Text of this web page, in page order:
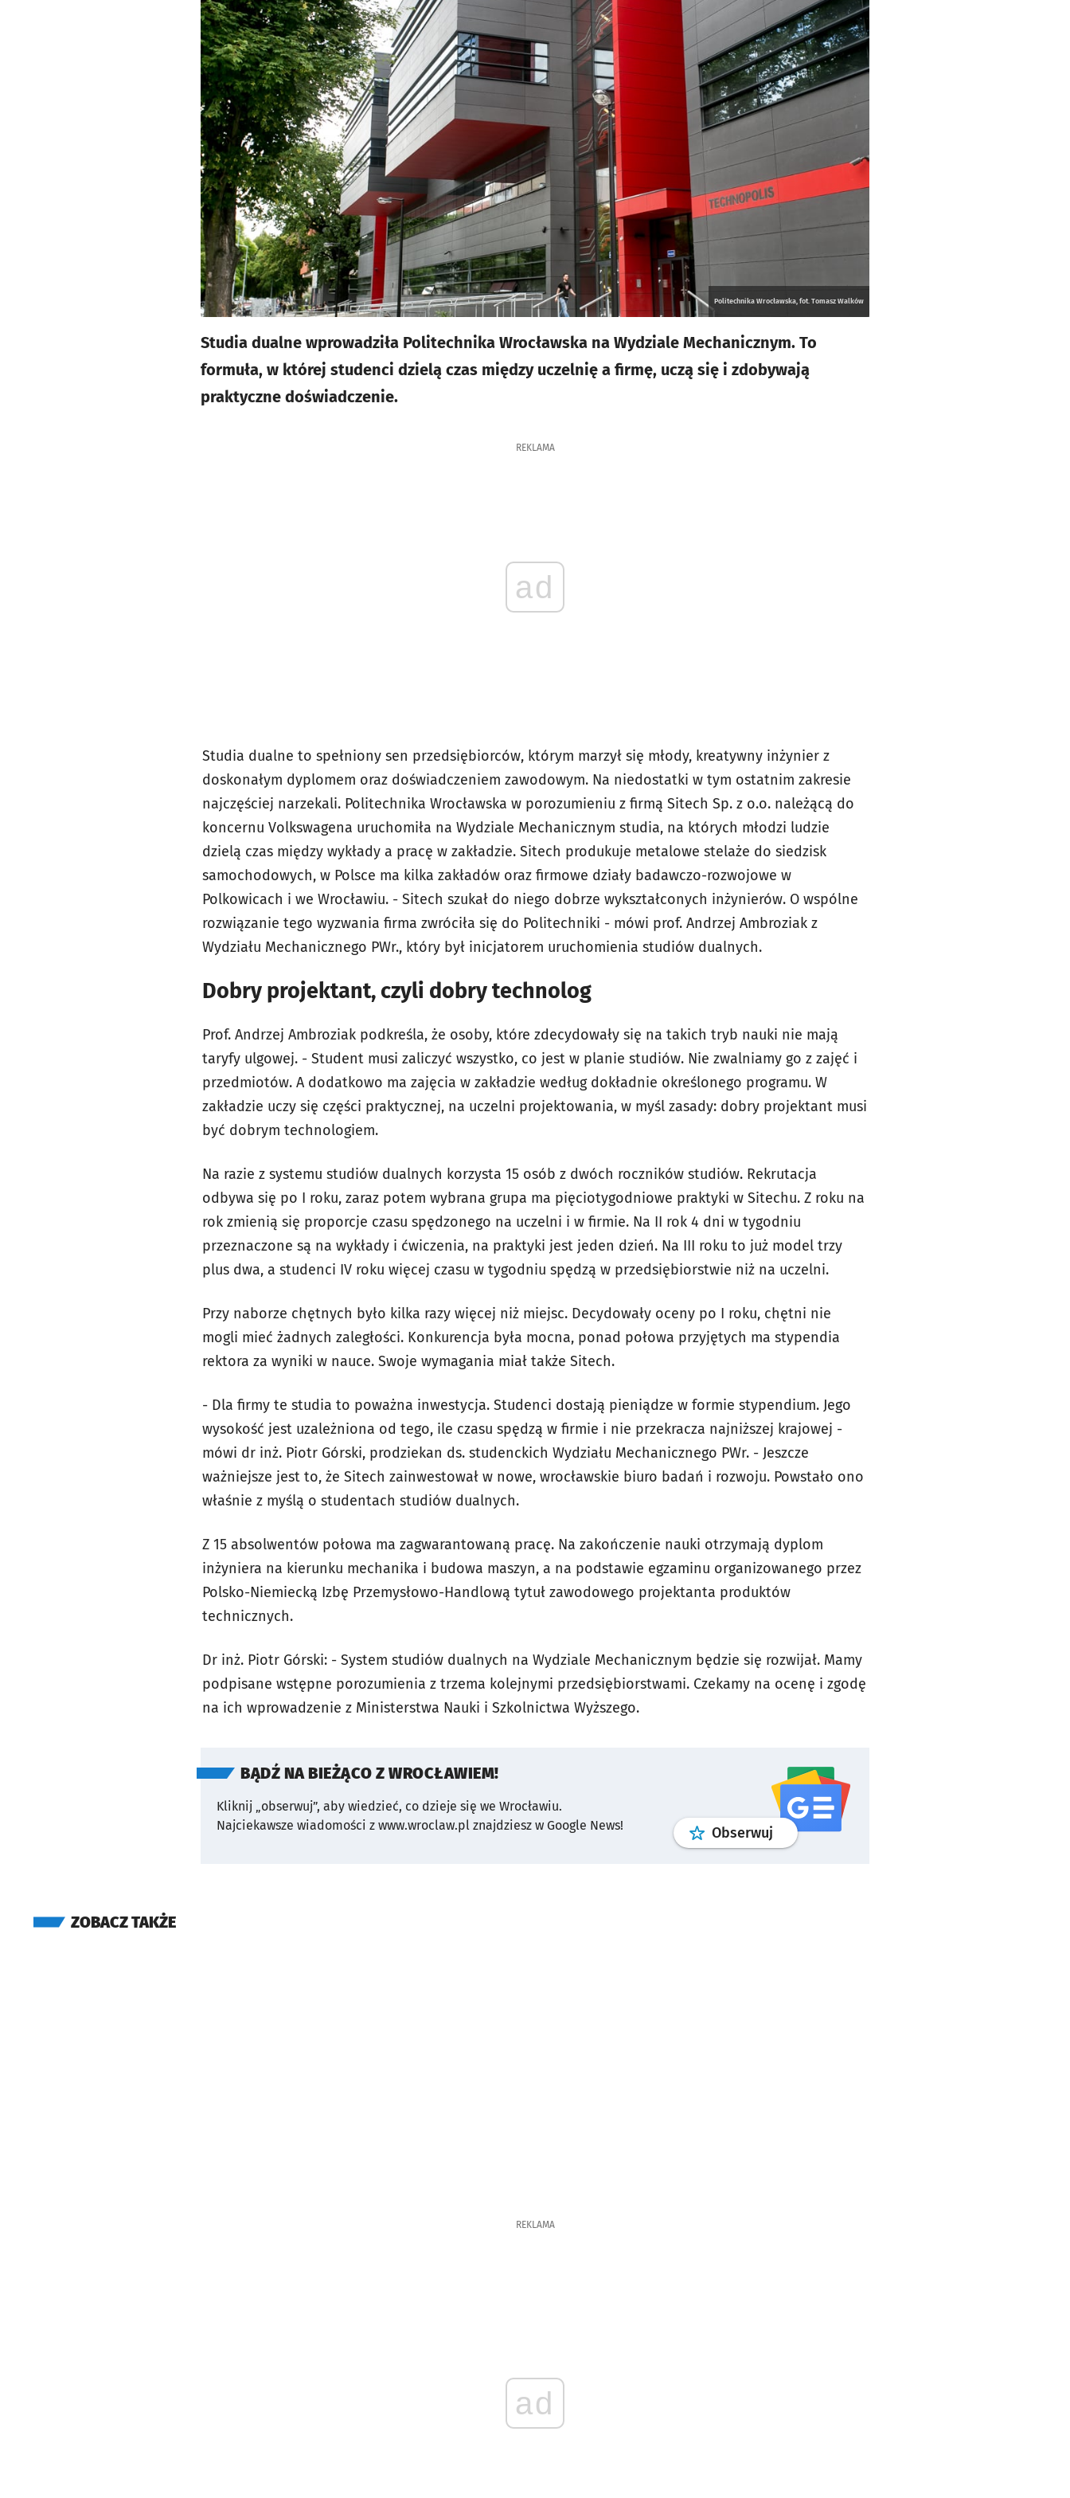
Politechnika Wrocławska, fot. Tomasz Walków
Studia dualne wprowadziła Politechnika Wrocławska na Wydziale Mechanicznym. To
formuła, w której studenci dzielą czas między uczelnię a firmę, uczą się i zdobywają
praktyczne doświadczenie.
REKLAMA
ad
Studia dualne to spełniony sen przedsiębiorców, którym marzył się młody, kreatywny inżynier z
doskonałym dyplomem oraz doświadczeniem zawodowym. Na niedostatki w tym ostatnim zakresie
najczęściej narzekali. Politechnika Wrocławska w porozumieniu z firmą Sitech Sp. z o.o. należącą do
koncernu Volkswagena uruchomiła na Wydziale Mechanicznym studia, na których młodzi ludzie
dzielą czas między wykłady a pracę w zakładzie. Sitech produkuje metalowe stelaże do siedzisk
samochodowych, w Polsce ma kilka zakładów oraz firmowe działy badawczo-rozwojowe w
Polkowicach i we Wrocławiu. - Sitech szukał do niego dobrze wykształconych inżynierów. O wspólne
rozwiązanie tego wyzwania firma zwróciła się do Politechniki - mówi prof. Andrzej Ambroziak z
Wydziału Mechanicznego PWr., który był inicjatorem uruchomienia studiów dualnych.
Dobry projektant, czyli dobry technolog
Prof. Andrzej Ambroziak podkreśla, że osoby, które zdecydowały się na takich tryb nauki nie mają
taryfy ulgowej. - Student musi zaliczyć wszystko, co jest w planie studiów. Nie zwalniamy go z zajęć i
przedmiotów. A dodatkowo ma zajęcia w zakładzie według dokładnie określonego programu. W
zakładzie uczy się części praktycznej, na uczelni projektowania, w myśl zasady: dobry projektant musi
być dobrym technologiem.
Na razie z systemu studiów dualnych korzysta 15 osób z dwóch roczników studiów. Rekrutacja
odbywa się po I roku, zaraz potem wybrana grupa ma pięciotygodniowe praktyki w Sitechu. Z roku na
rok zmienią się proporcje czasu spędzonego na uczelni i w firmie. Na II rok 4 dni w tygodniu
przeznaczone są na wykłady i ćwiczenia, na praktyki jest jeden dzień. Na III roku to już model trzy
plus dwa, a studenci IV roku więcej czasu w tygodniu spędzą w przedsiębiorstwie niż na uczelni.
Przy naborze chętnych było kilka razy więcej niż miejsc. Decydowały oceny po I roku, chętni nie
mogli mieć żadnych zaległości. Konkurencja była mocna, ponad połowa przyjętych ma stypendia
rektora za wyniki w nauce. Swoje wymagania miał także Sitech.
- Dla firmy te studia to poważna inwestycja. Studenci dostają pieniądze w formie stypendium. Jego
wysokość jest uzależniona od tego, ile czasu spędzą w firmie i nie przekracza najniższej krajowej -
mówi dr inż. Piotr Górski, prodziekan ds. studenckich Wydziału Mechanicznego PWr. - Jeszcze
ważniejsze jest to, że Sitech zainwestował w nowe, wrocławskie biuro badań i rozwoju. Powstało ono
właśnie z myślą o studentach studiów dualnych.
Z 15 absolwentów połowa ma zagwarantowaną pracę. Na zakończenie nauki otrzymają dyplom
inżyniera na kierunku mechanika i budowa maszyn, a na podstawie egzaminu organizowanego przez
Polsko-Niemiecką Izbę Przemysłowo-Handlową tytuł zawodowego projektanta produktów
technicznych.
Dr inż. Piotr Górski: - System studiów dualnych na Wydziale Mechanicznym będzie się rozwijał. Mamy
podpisane wstępne porozumienia z trzema kolejnymi przedsiębiorstwami. Czekamy na ocenę i zgodę
na ich wprowadzenie z Ministerstwa Nauki i Szkolnictwa Wyższego.
BĄDŹ NA BIEŻĄCO Z WROCŁAWIEM!
Kliknij „obserwuj”, aby wiedzieć, co dzieje się we Wrocławiu.
Najciekawsze wiadomości z www.wroclaw.pl znajdziesz w Google News!
Obserwuj profilgoogle news
ZOBACZ TAKŻE
REKLAMA
ad